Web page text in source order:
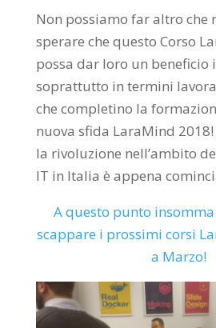
Non possiamo far altro che
sperare che questo Corso
possa dar loro un beneficio
soprattutto in termini
che completino la
nuova sfida LaraMind
la rivoluzione nell’ambito
IT in Italia è appena
A questo punto
scappare i prossimi corsi
a Marzo!